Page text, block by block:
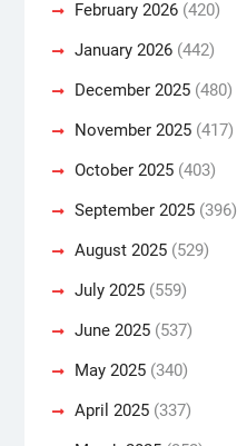
February 2026(420)
January 2026(442)
December 2025(480)
November 2025(417)
October 2025(403)
September 2025(396)
August 2025(529)
July 2025(559)
June 2025(537)
May 2025(340)
April 2025(337)